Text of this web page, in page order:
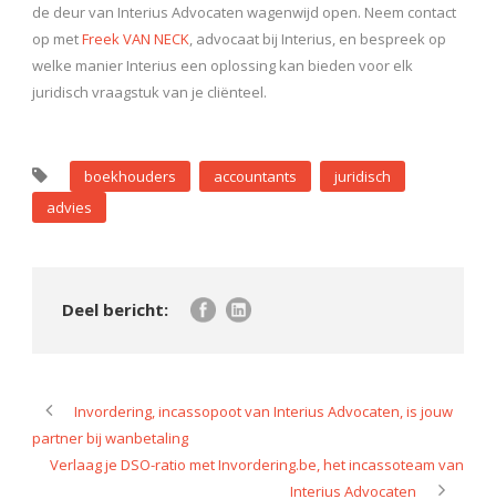
de deur van Interius Advocaten wagenwijd open. Neem contact
op metFreek VAN NECK , advocaat bij Interius, en bespreek op
welke manier Interius een oplossing kan bieden voor elk
juridisch vraagstuk van je cliënteel.
boekhouders accountants
juridisch
advies
Invordering, incassopoot van Interius Advocaten, is jouw
partner bij wanbetaling
Verlaag je DSO-ratio met Invordering.be, het incassoteam van
Interius Advocaten